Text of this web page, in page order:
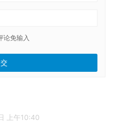
论免输入
上午10:40